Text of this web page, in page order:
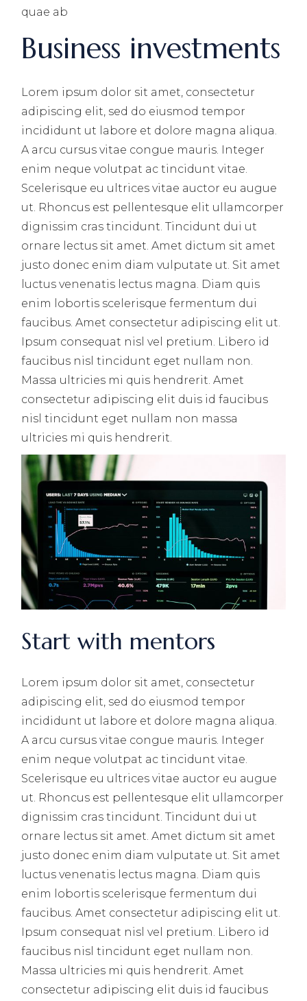
quae ab
Business investments
Lorem ipsum dolor sit amet, consectetur
adipiscing elit, sed do eiusmod tempor
incididunt ut labore et dolore magna aliqua.
A arcu cursus vitae congue mauris. Integer
enim neque volutpat ac tincidunt vitae.
Scelerisque eu ultrices vitae auctor eu augue
ut. Rhoncus est pellentesque elit ullamcorper
dignissim cras tincidunt. Tincidunt dui ut
ornare lectus sit amet. Amet dictum sit amet
justo donec enim diam vulputate ut. Sit amet
luctus venenatis lectus magna. Diam quis
enim lobortis scelerisque fermentum dui
faucibus. Amet consectetur adipiscing elit ut.
Ipsum consequat nisl vel pretium. Libero id
faucibus nisl tincidunt eget nullam non.
Massa ultricies mi quis hendrerit. Amet
consectetur adipiscing elit duis id faucibus
nisl tincidunt eget nullam non massa
ultricies mi quis hendrerit.
Start with mentors
Lorem ipsum dolor sit amet, consectetur
adipiscing elit, sed do eiusmod tempor
incididunt ut labore et dolore magna aliqua.
A arcu cursus vitae congue mauris. Integer
enim neque volutpat ac tincidunt vitae.
Scelerisque eu ultrices vitae auctor eu augue
ut. Rhoncus est pellentesque elit ullamcorper
dignissim cras tincidunt. Tincidunt dui ut
ornare lectus sit amet. Amet dictum sit amet
justo donec enim diam vulputate ut. Sit amet
luctus venenatis lectus magna. Diam quis
enim lobortis scelerisque fermentum dui
faucibus. Amet consectetur adipiscing elit ut.
Ipsum consequat nisl vel pretium. Libero id
faucibus nisl tincidunt eget nullam non.
Massa ultricies mi quis hendrerit. Amet
consectetur adipiscing elit duis id faucibus